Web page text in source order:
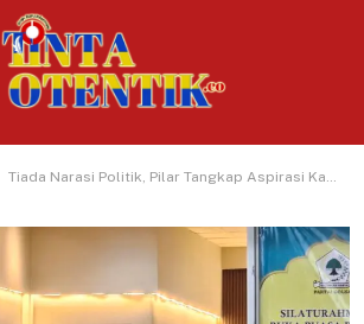
Tiada Narasi Politik, Pilar Tangkap Aspirasi Kader Persoalan Banjir di Momen Bukber Partai